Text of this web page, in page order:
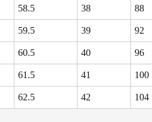
58.5 38 88
59.5 39 92
60.5 40 96
61.5 41 100
62.5 42 104